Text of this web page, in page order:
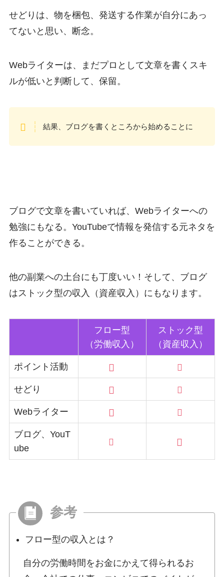
せどりは、物を梱包、発送する作業が自分にあっ
てないと思い、断念。
Webライターは、まだプロとして文章を書くスキ
ルが低いと判断して、保留。
結果、ブログを書くところから始めることに
ブログで文章を書いていれば、Webライターへの
勉強にもなる。YouTubeで情報を発信する元ネタを
作ることができる。
他の副業への土台にも丁度いい！そして、ブログ
はストック型の収入（資産収入）にもなります。
フロー型
（労働収入）
ストック型
（資産収入）
ポイント活動
せどり
Webライター
ブログ、YouT
ube
フロー型の収入とは？
自分の労働時間をお金にかえて得られるお